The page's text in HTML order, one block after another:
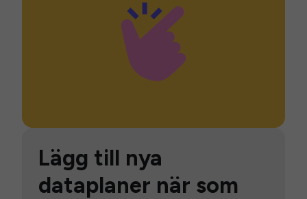
Lägg till nya
dataplaner när som